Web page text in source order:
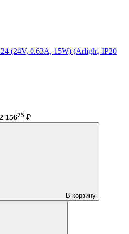
(24V, 0.63A, 15W) (Arlight, IP20
2 15675 ₽
В корзину